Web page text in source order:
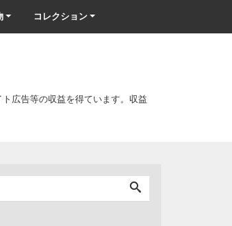
コレクション
広告等の収益を得ています。収益